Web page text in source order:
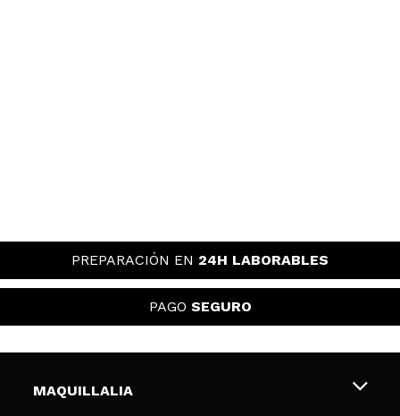
PREPARACIÓN EN 24H LABORABLES
PAGO SEGURO
MAQUILLALIA